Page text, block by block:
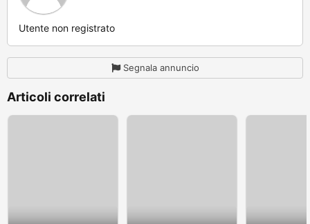
Utente non registrato
Segnala annuncio
Articoli correlati